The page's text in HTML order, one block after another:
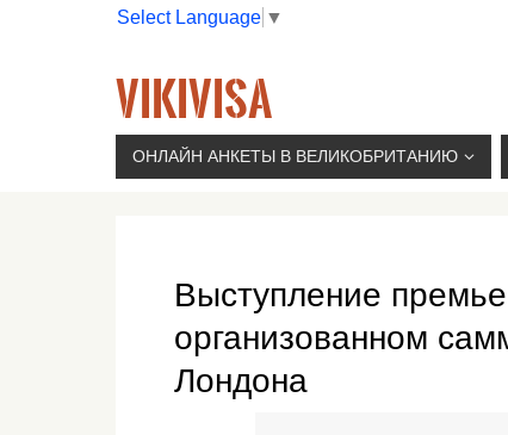
Select Language ▼
VIKIVISA
Г. МОСКВА, 2-Й СЫРОМЯТНИЧЕСКИЙ ПЕР.,
ОНЛАЙН АНКЕТЫ В ВЕЛИКОБРИТАНИЮ
Выступление
организованном
Лондона